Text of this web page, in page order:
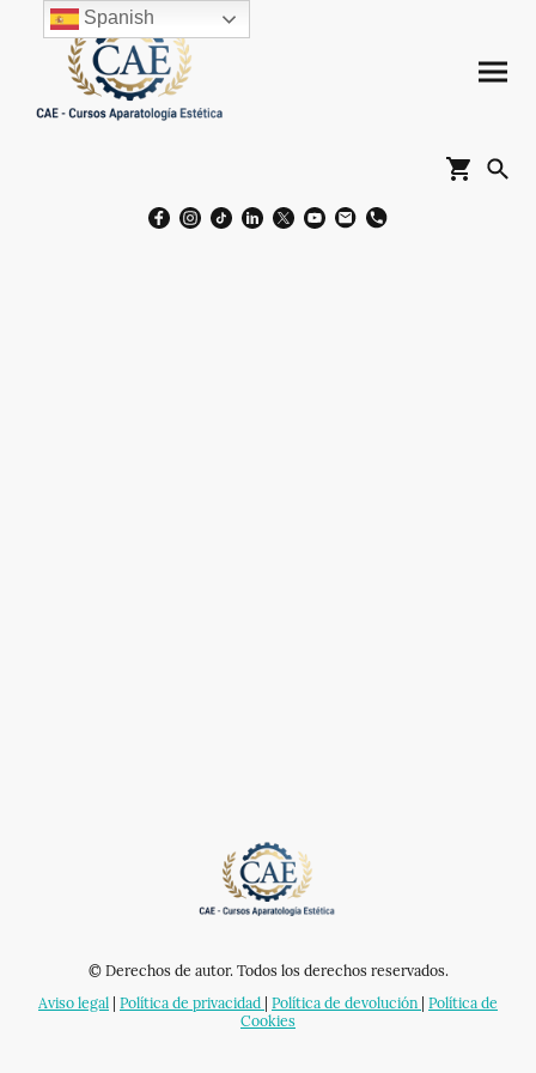
© Derechos de autor. Todos los derechos reservados.
Aviso legal
Política de privacidad Política de devolución Política de
Cookies
Spanish